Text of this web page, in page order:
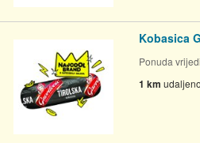
Kobasica
Ponuda
1 km udaljeno